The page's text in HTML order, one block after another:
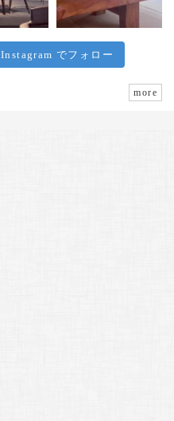
Instagram でフォロー
more